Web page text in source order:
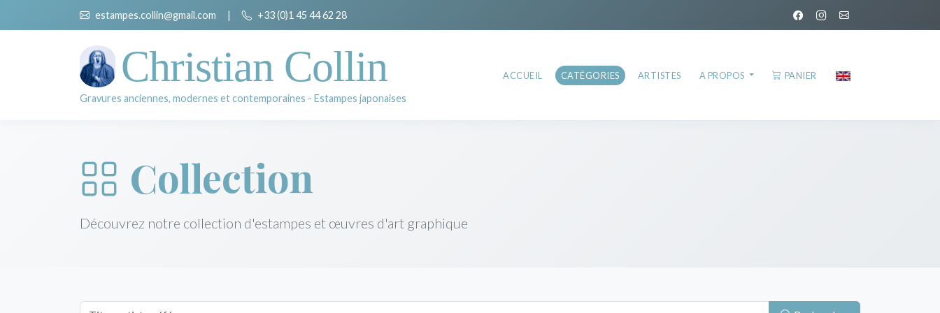
estampes.collin@gmail.com | +33 (0)1 45 44 62 28
Christian Collin
Gravures anciennes, modernes et contemporaines - Estampes japonaises
ACCUEIL CATÉGORIES ARTISTES A PROPOS PANIER
Collection
Découvrez notre collection d'estampes et œuvres d'art graphique